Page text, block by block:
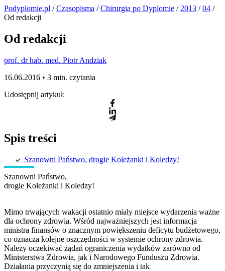
Podyplomie.pl /Czasopisma /Chirurgia po Dyplomie / 2013 /04 /
Od redakcji
Od redakcji
prof. dr hab. med. Piotr Andziak
16.06.2016 • 3 min. czytania
Udostępnij artykuł:
Spis treści
Szanowni Państwo, drogie Koleżanki i Koledzy!
Szanowni Państwo,
drogie Koleżanki i Koledzy!
Mimo trwających wakacji ostatnio miały miejsce wydarzenia ważne
dla ochrony zdrowia. Wśród najważniejszych jest informacja
ministra finansów o znacznym powiększeniu deficytu budżetowego,
co oznacza kolejne oszczędności w systemie ochrony zdrowia.
Należy oczekiwać żądań ograniczenia wydatków zarówno od
Ministerstwa Zdrowia, jak i Narodowego Funduszu Zdrowia.
Działania przyczynią się do zmniejszenia i tak